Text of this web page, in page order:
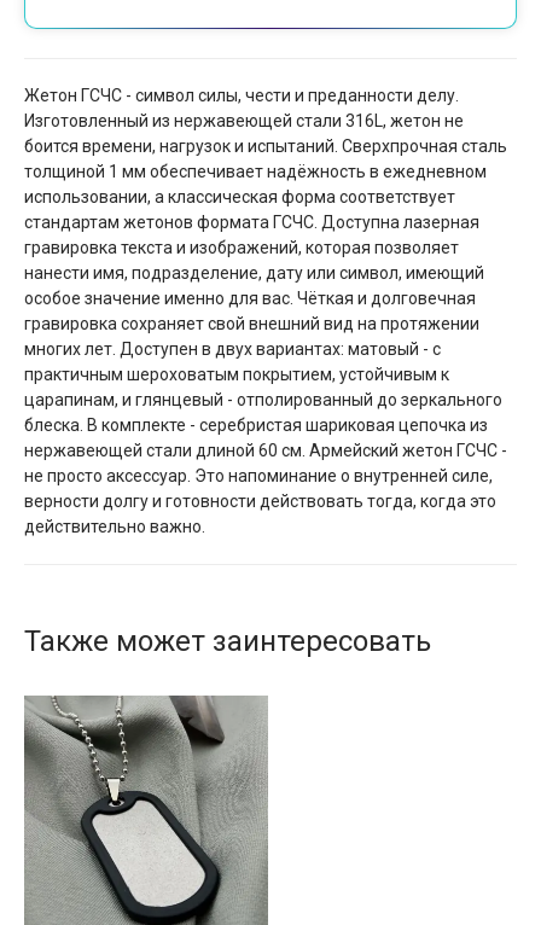
Жетон ГСЧС - символ силы, чести и преданности делу.
Изготовленный из нержавеющей стали 316L, жетон не
боится времени, нагрузок и испытаний. Сверхпрочная сталь
толщиной 1 мм обеспечивает надёжность в ежедневном
использовании, а классическая форма соответствует
стандартам жетонов формата ГСЧС. Доступна лазерная
гравировка текста и изображений, которая позволяет
нанести имя, подразделение, дату или символ, имеющий
особое значение именно для вас. Чёткая и долговечная
гравировка сохраняет свой внешний вид на протяжении
многих лет. Доступен в двух вариантах: матовый - с
практичным шероховатым покрытием, устойчивым к
царапинам, и глянцевый - отполированный до зеркального
блеска. В комплекте - серебристая шариковая цепочка из
нержавеющей стали длиной 60 см. Армейский жетон ГСЧС -
не просто аксессуар. Это напоминание о внутренней силе,
верности долгу и готовности действовать тогда, когда это
действительно важно.
Также может заинтересовать